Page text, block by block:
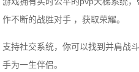
作不断的战胜对手 ，获取荣耀。
支持社交系统，你可以找到并肩战
手为一生伴侣。